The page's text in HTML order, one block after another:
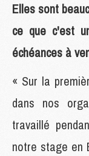
Elles sont
ce que c'est
échéances à
« Sur la
dans nos
travaillé
notre stage en